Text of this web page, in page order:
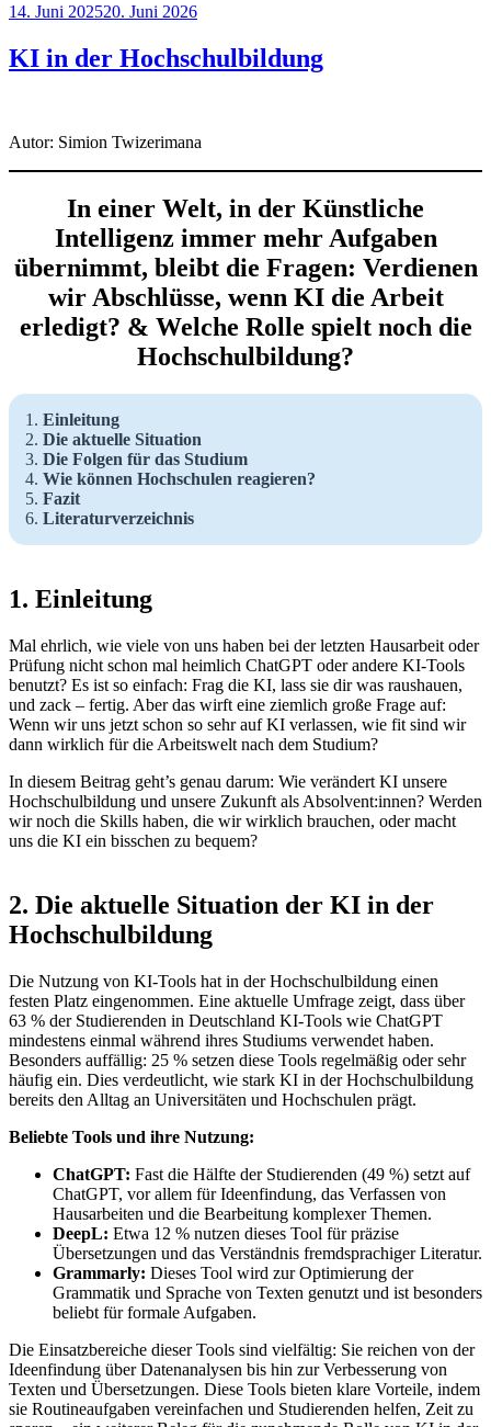
Veröffentlicht
14. Juni 202520. Juni 2026
KI in der Hochschulbildung
Autor: Simion Twizerimana
In einer Welt, in der Künstliche
Intelligenz immer mehr Aufgaben
übernimmt, bleibt die Fragen: Verdienen
wir Abschlüsse, wenn KI die Arbeit
erledigt? & Welche Rolle spielt noch die
Hochschulbildung?
Einleitung
Die aktuelle Situation
Die Folgen für das Studium
Wie können Hochschulen reagieren?
Fazit
Literaturverzeichnis
1. Einleitung
Mal ehrlich, wie viele von uns haben bei der letzten Hausarbeit oder
Prüfung nicht schon mal heimlich ChatGPT oder andere KI-Tools
benutzt? Es ist so einfach: Frag die KI, lass sie dir was raushauen,
und zack – fertig. Aber das wirft eine ziemlich große Frage auf:
Wenn wir uns jetzt schon so sehr auf KI verlassen, wie fit sind wir
dann wirklich für die Arbeitswelt nach dem Studium?
In diesem Beitrag geht’s genau darum: Wie verändert KI unsere
Hochschulbildung und unsere Zukunft als Absolvent:innen? Werden
wir noch die Skills haben, die wir wirklich brauchen, oder macht
uns die KI ein bisschen zu bequem?
2. Die aktuelle Situation der KI in der
Hochschulbildung
Die Nutzung von KI-Tools hat in der Hochschulbildung einen
festen Platz eingenommen. Eine aktuelle Umfrage zeigt, dass über
63 % der Studierenden in Deutschland KI-Tools wie ChatGPT
mindestens einmal während ihres Studiums verwendet haben.
Besonders auffällig: 25 % setzen diese Tools regelmäßig oder sehr
häufig ein. Dies verdeutlicht, wie stark KI in der Hochschulbildung
bereits den Alltag an Universitäten und Hochschulen prägt.
Beliebte Tools und ihre Nutzung:
ChatGPT: Fast die Hälfte der Studierenden (49 %) setzt auf
ChatGPT, vor allem für Ideenfindung, das Verfassen von
Hausarbeiten und die Bearbeitung komplexer Themen.
DeepL: Etwa 12 % nutzen dieses Tool für präzise
Übersetzungen und das Verständnis fremdsprachiger Literatur.
Grammarly: Dieses Tool wird zur Optimierung der
Grammatik und Sprache von Texten genutzt und ist besonders
beliebt für formale Aufgaben.
Die Einsatzbereiche dieser Tools sind vielfältig: Sie reichen von der
Ideenfindung über Datenanalysen bis hin zur Verbesserung von
Texten und Übersetzungen. Diese Tools bieten klare Vorteile, indem
sie Routineaufgaben vereinfachen und Studierenden helfen, Zeit zu